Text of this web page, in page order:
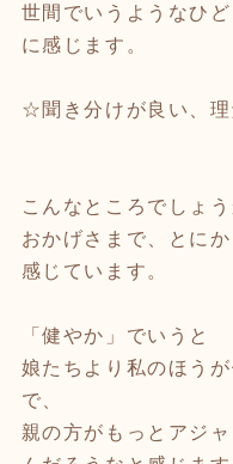
世間でいうようなひ
に感じます。
☆聞き分けが良い、理
こんなところでしょ
おかげさまで、とに
感じています。
「健やか」でいうと
娘たちより私のほう
で、
親の方がもっとアジ